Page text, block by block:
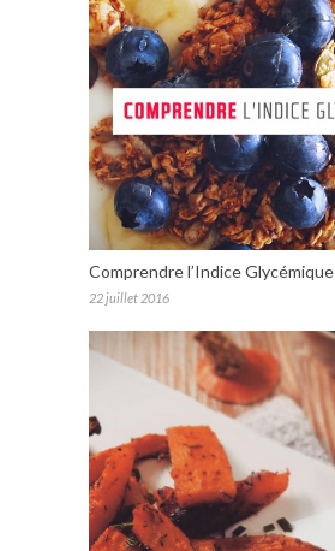
Comprendre l’Indice Glycémique
22 juillet 2016